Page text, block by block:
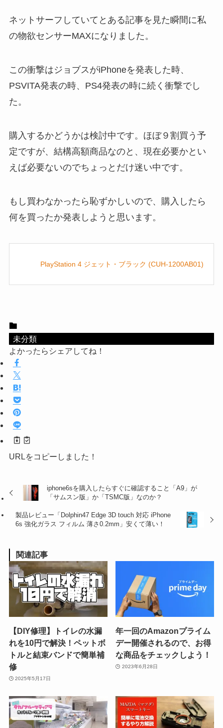
ネットサーフしていてとある記事を見た瞬間に私
の物欲センサーMAXになりました。
この衝撃はジョブスがiPhoneを発表した時、
PSVITA発表の時、PS4発表の時に続く衝撃でし
た。
購入するかどうかは検討中です。ほぼ９割買う予
定ですが、結構高額商品なのと、現在必要かとい
えば必要ないのでちょっとだけ迷い中です。
もし買わなかったら恥ずかしいので、購入したら
何を買ったか発表しようと思います。
PlayStation 4 ジェット・ブラック (CUH-1200AB01)
未分類
よかったらシェアしてね！
URLをコピーしました！
iphone6sを購入したらすぐに確認すること「A9」が
「サムスン版」か「TSMC版」なのか？
製品レビュー「Dolphin47 Edge 3D touch 対応 iPhone
6s 強化ガラス フィルム 薄さ0.2mm」安くて薄い！
関連記事
【DIY修理】トイレの水漏
れを10円で解決！ペットボ
トルと結束バンドで簡単補
修
2025年5月17日
年一回のAmazonプライム
デー開催されるので、お得
な商品をチェックしよう！
2023年6月28日